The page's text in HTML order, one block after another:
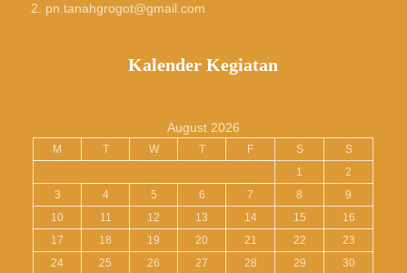
pn.tanahgrogot@gmail.com
Kalender Kegiatan
August 2026
M T W T F S
S
1
2
3
4 5 6 7 8
9
10
11 12 13 14 15
16
17
18 19 20 21 22
23
24
25 26 27 28 29
30